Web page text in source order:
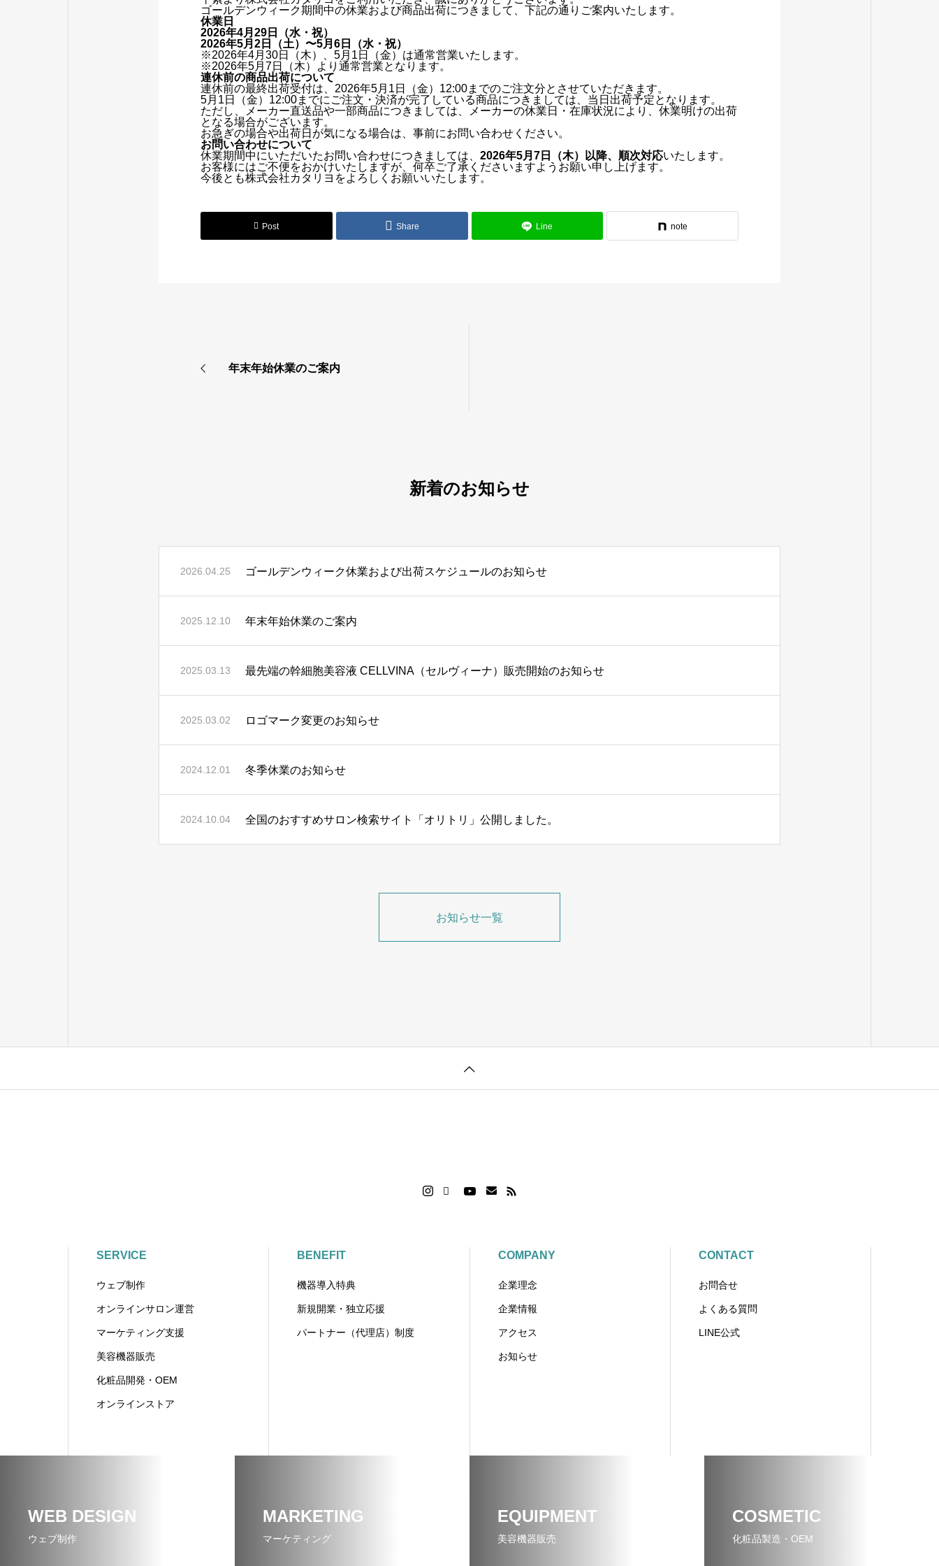
ゴールデンウィーク期間中の休業および商品出荷につきまして、下記の通りご案内いたします。
休業日
2026年4月29日（水・祝）
2026年5月2日（土）〜5月6日（水・祝）
※2026年4月30日（木）、5月1日（金）は通常営業いたします。
※2026年5月7日（木）より通常営業となります。
連休前の商品出荷について
連休前の最終出荷受付は、 2026年5月1日（金）12:00までのご注文分とさせていただきます。
5月1日（金）12:00までにご注文・決済が完了している商品につきましては、当日出荷予定となります。
ただし、メーカー直送品や一部商品につきましては、メーカーの休業日・在庫状況により、休業明けの出荷
となる場合がございます。
お急ぎの場合や出荷日が気になる場合は、事前にお問い合わせください。
お問い合わせについて
休業期間中にいただいたお問い合わせにつきましては、 2026年5月7日（木）以降、順次対応いたします。
お客様にはご不便をおかけいたしますが、何卒ご了承くださいますようお願い申し上げます。
今後とも株式会社カタリヨをよろしくお願いいたします。
Post Share Line note
年末年始休業のご案内
新着のお知らせ
2026.04.25 ゴールデンウィーク休業および出荷スケジュールのお知らせ
2025.12.10 年末年始休業のご案内
2025.03.13 最先端の幹細胞美容液 CELLVINA（セルヴィーナ）販売開始のお知らせ
2025.03.02 ロゴマーク変更のお知らせ
2024.12.01 冬季休業のお知らせ
2024.10.04 全国のおすすめサロン検索サイト「オリトリ」公開しました。
お知らせ一覧
SERVICE
ウェブ制作
オンラインサロン運営
マーケティング支援
美容機器販売
化粧品開発・OEM
オンラインストア
BENEFIT
機器導入特典
新規開業・独立応援
パートナー（代理店）制度
COMPANY
企業理念
企業情報
アクセス
お知らせ
CONTACT
お問合せ
よくある質問
LINE公式
WEB DESIGN
ウェブ制作
MARKETING
マーケティング
EQUIPMENT
美容機器販売
COSMETIC
化粧品製造・OEM